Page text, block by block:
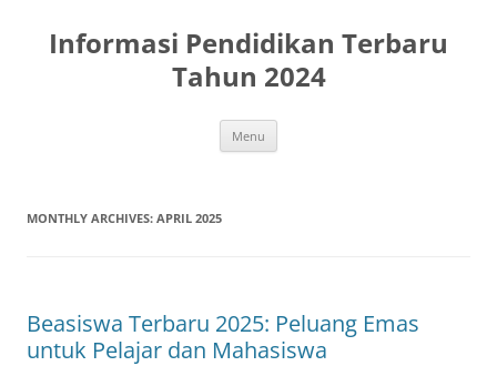
content
Informasi Pendidikan Terbaru
Tahun 2024
Menu
MONTHLY ARCHIVES: APRIL 2025
Beasiswa Terbaru 2025: Peluang Emas
untuk Pelajar dan Mahasiswa